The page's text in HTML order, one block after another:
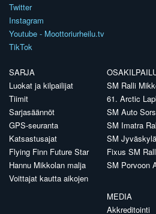
Twitter
Instagram
Youtube - Moottoriurheilu.tv
TikTok
SARJA
Luokat ja kilpailijat
Tiimit
Sarjasäännöt
GPS-seuranta
Katsastusajat
Flying Finn Future Star
Hannu Mikkolan malja
Voittajat kautta aikojen
SM Ralli
61. Arctic
SM Auto
SM Imatra
SM
Fixus SM
SM Porvoon
MEDIA
Akkreditointi